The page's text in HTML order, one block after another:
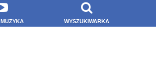
WYSZUKIWARKA